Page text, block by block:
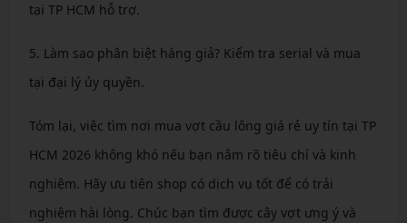
tại TP HCM hỗ trợ.
5. Làm sao phân biệt hàng giả? Kiểm tra serial và mua
tại đại lý ủy quyền.
Tóm lại, việc tìm nơi mua vợt cầu lông giá rẻ uy tín tại TP
HCM 2026 không khó nếu bạn nắm rõ tiêu chí và kinh
nghiệm. Hãy ưu tiên shop có dịch vụ tốt để có trải
nghiệm hài lòng. Chúc bạn tìm được cây vợt ưng ý và